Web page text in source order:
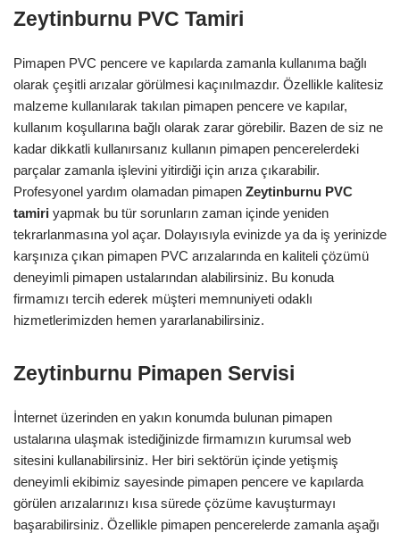
Zeytinburnu PVC Tamiri
Pimapen PVC pencere ve kapılarda zamanla kullanıma bağlı
olarak çeşitli arızalar görülmesi kaçınılmazdır. Özellikle kalitesiz
malzeme kullanılarak takılan pimapen pencere ve kapılar,
kullanım koşullarına bağlı olarak zarar görebilir. Bazen de siz ne
kadar dikkatli kullanırsanız kullanın pimapen pencerelerdeki
parçalar zamanla işlevini yitirdiği için arıza çıkarabilir.
Profesyonel yardım olamadan pimapen Zeytinburnu PVC
tamiri yapmak bu tür sorunların zaman içinde yeniden
tekrarlanmasına yol açar. Dolayısıyla evinizde ya da iş yerinizde
karşınıza çıkan pimapen PVC arızalarında en kaliteli çözümü
deneyimli pimapen ustalarından alabilirsiniz. Bu konuda
firmamızı tercih ederek müşteri memnuniyeti odaklı
hizmetlerimizden hemen yararlanabilirsiniz.
Zeytinburnu Pimapen Servisi
İnternet üzerinden en yakın konumda bulunan pimapen
ustalarına ulaşmak istediğinizde firmamızın kurumsal web
sitesini kullanabilirsiniz. Her biri sektörün içinde yetişmiş
deneyimli ekibimiz sayesinde pimapen pencere ve kapılarda
görülen arızalarınızı kısa sürede çözüme kavuşturmayı
başarabilirsiniz. Özellikle pimapen pencerelerde zamanla aşağı